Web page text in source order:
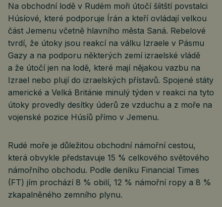
Na obchodní lodě v Rudém moři útočí šíitští povstalci
Húsíové, které podporuje Írán a kteří ovládají velkou
část Jemenu včetně hlavního města Saná. Rebelové
tvrdí, že útoky jsou reakcí na válku Izraele v Pásmu
Gazy a na podporu některých zemí izraelské vládě
a že útočí jen na lodě, které mají nějakou vazbu na
Izrael nebo plují do izraelských přístavů. Spojené státy
americké a Velká Británie minulý týden v reakci na tyto
útoky provedly desítky úderů ze vzduchu a z moře na
vojenské pozice Húsíů přímo v Jemenu.
Rudé moře je důležitou obchodní námořní cestou,
která obvykle představuje 15 % celkového světového
námořního obchodu. Podle deníku Financial Times
(FT) jím prochází 8 % obilí, 12 % námořní ropy a 8 %
zkapalněného zemního plynu.